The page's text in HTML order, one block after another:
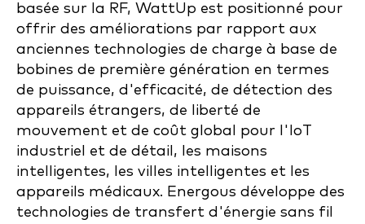
basée sur la RF, WattUp est positionné pour
offrir des améliorations par rapport aux
anciennes technologies de charge à base de
bobines de première génération en termes
de puissance, d'efficacité, de détection des
appareils étrangers, de liberté de
mouvement et de coût global pour l'IoT
industriel et de détail, les maisons
intelligentes, les villes intelligentes et les
appareils médicaux. Energous développe des
technologies de transfert d'énergie sans fil